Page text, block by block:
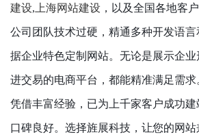
建设, 上海网站建设 ，以及全国各地客
公司团队技术过硬，精通多种开发语
据企业特色定制网站。无论是展示企
进交易的电商平台，都能精准满足需求
凭借丰富经验，已为上千家客户成功建
口碑良好。选择旌展科技，让您的网站